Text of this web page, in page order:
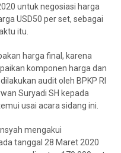
untuk negosiasi harga
USD50 per set, sebagai
itu.
harga final, karena
komponen harga dan
audit oleh BPKP RI
Suryadi SH kepada
usai acara sidang ini.
mengakui
tanggal 28 Maret 2020